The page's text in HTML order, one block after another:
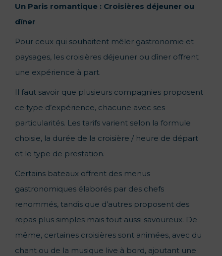
Un Paris romantique : Croisières déjeuner ou
dîner
Pour ceux qui souhaitent mêler gastronomie et
paysages, les croisières déjeuner ou dîner offrent
une expérience à part.
Il faut savoir que plusieurs compagnies proposent
ce type d’expérience, chacune avec ses
particularités. Les tarifs varient selon la formule
choisie, la durée de la croisière / heure de départ
et le type de prestation.
Certains bateaux offrent des menus
gastronomiques élaborés par des chefs
renommés, tandis que d’autres proposent des
repas plus simples mais tout aussi savoureux. De
même, certaines croisières sont animées, avec du
chant ou de la musique live à bord, ajoutant une